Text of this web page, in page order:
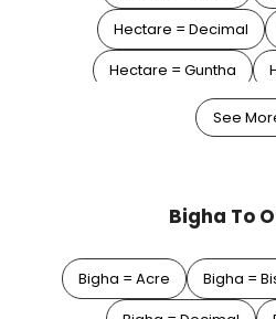
Hectare = Decimal
Hectare = Guntha
Hectare = Square FeetSee
Bigha To
Bigha = Acre Bigha =